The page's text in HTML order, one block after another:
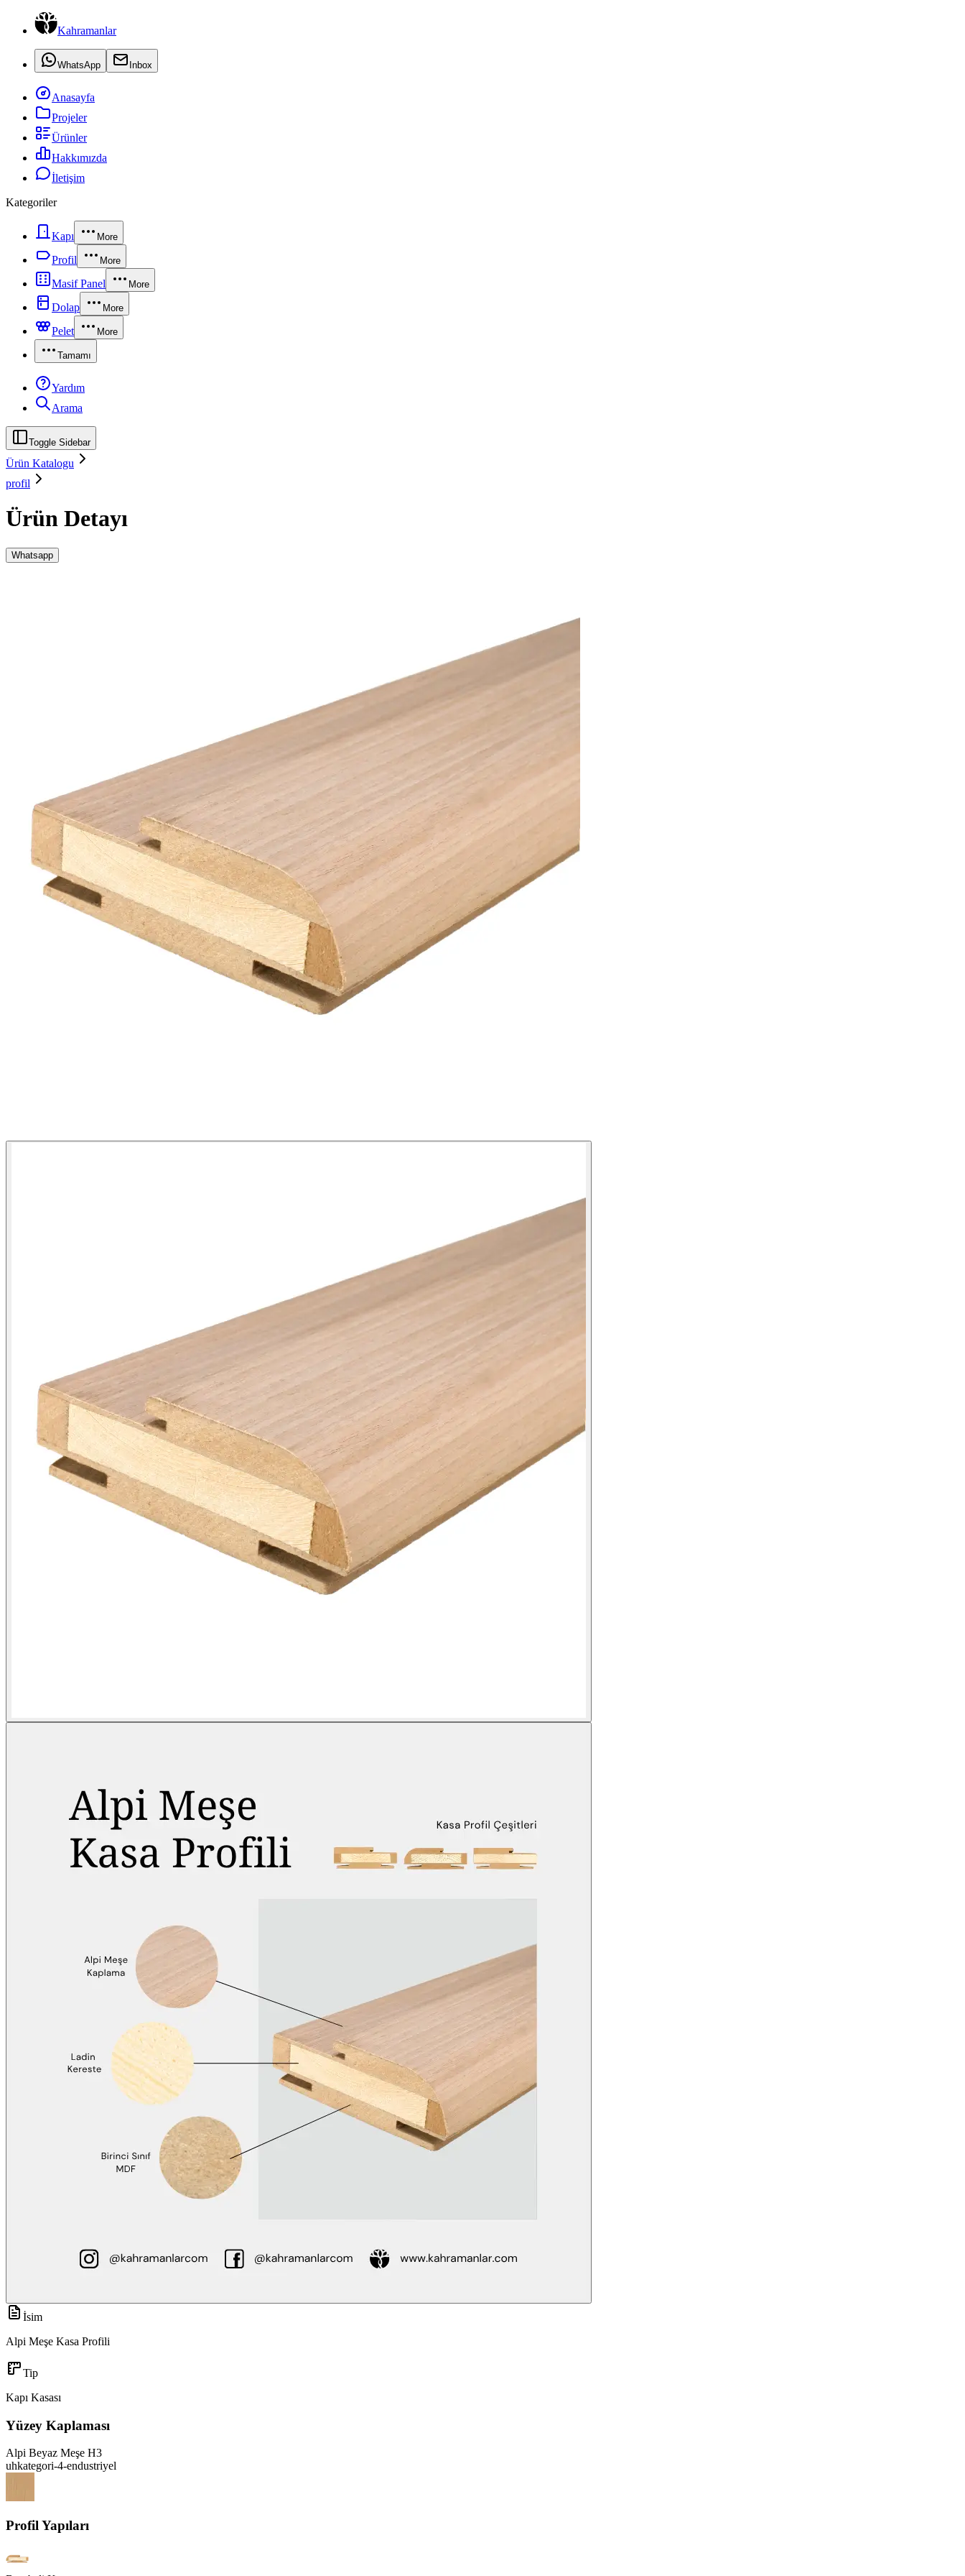
Kahramanlar
WhatsApp Inbox
Anasayfa
Projeler
Ürünler
Hakkımızda
İletişim
Kategoriler
Kapı More
Profil More
Masif Panel More
Dolap More
Pelet More
Tamamı
Yardım
Arama
Toggle Sidebar
Ürün Katalogu
profil
Ürün Detayı
Whatsapp
İsim
Alpi Meşe Kasa Profili
Tip
Kapı Kasası
Yüzey Kaplaması
Alpi Beyaz Meşe H3
uhkategori-4-endustriyel
Profil Yapıları